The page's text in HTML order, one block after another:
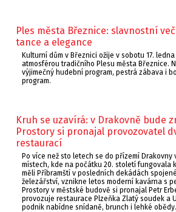
Ples města Březnice: slavnostní
tance a elegance
Kulturní dům v Březnici ožije v sobotu 17.
atmosférou tradičního Plesu města Březnice.
výjimečný hudební program, pestrá zábava i
program.
Kruh se uzavírá: v Drakovně bude
Prostory si pronajal provozovatel
restaurací
Po více než sto letech se do přízemí Drakovny
místech, kde na počátku 20. století fungovala
měli Příbramští v posledních dekádách
železářství, vznikne letos moderní kavárna s
Prostory v městské budově si pronajal Petr
provozuje restaurace Plzeňka Zlatý soudek a
podnik nabídne snídaně, brunch i lehké obědy.